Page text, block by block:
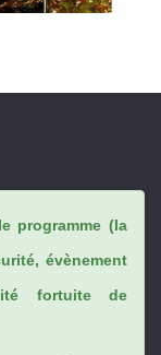
programme (la
évènement
fortuite de